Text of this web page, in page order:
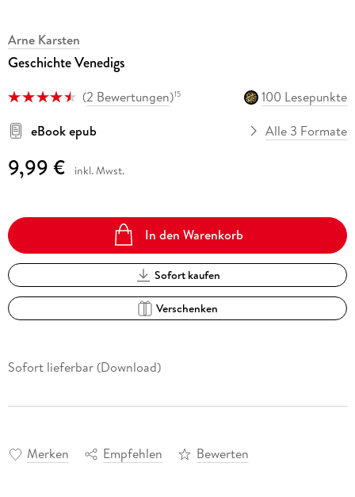
Arne Karsten
Geschichte Venedigs
(2 Bewertungen)15
100 Lesepunkte
eBook epub
Alle 3 Formate
9,99 € inkl. Mwst.
In den Warenkorb
Sofort kaufen
Verschenken
Sofort lieferbar (Download)
Merken Empfehlen Bewerten